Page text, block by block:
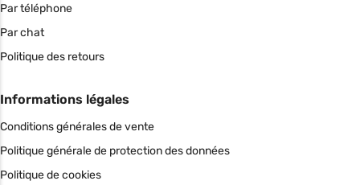
Par téléphone
Par chat
Politique des retours
Informations légales
Conditions générales de vente
Politique générale de protection des données
Politique de cookies